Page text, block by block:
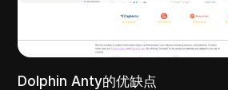
Dolphin Anty的优缺点